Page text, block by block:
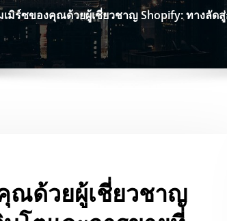
มิร์ซของคุณด้วยผู้เชี่ยวชาญ Shopify: ทางลัด
ณด้วยผู้เชี่ยวชาญ